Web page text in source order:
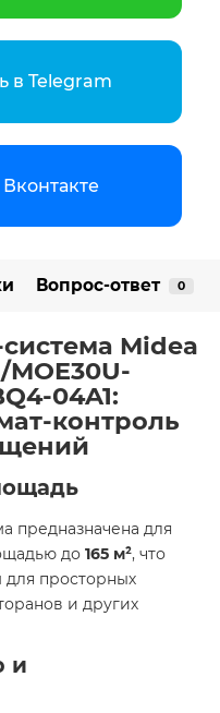
в Telegram
Вконтакте
Вопрос-ответ 0
Midea
MOE30U-
04A1:
контроль
предназначена для
до 165 м², что
просторных
и других
и